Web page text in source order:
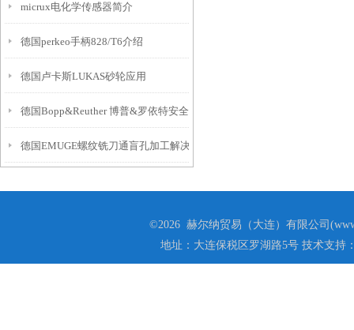
micrux电化学传感器简介
德国perkeo手柄828/T6介绍
德国卢卡斯LUKAS砂轮应用
德国Bopp&Reuther 博普&罗依特安全阀技术参数
德国EMUGE螺纹铣刀通盲孔加工解决方案
©2026 赫尔纳贸易（大连）有限公司
地址：大连保税区罗湖路5号 技术支持